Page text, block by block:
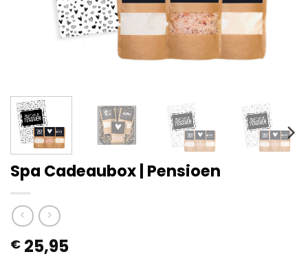
Spa Cadeaubox | Pensioen
€ 25,95